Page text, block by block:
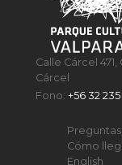
Calle Cárcel 471,
Cárcel
Fono:+56 32
Cómo
English